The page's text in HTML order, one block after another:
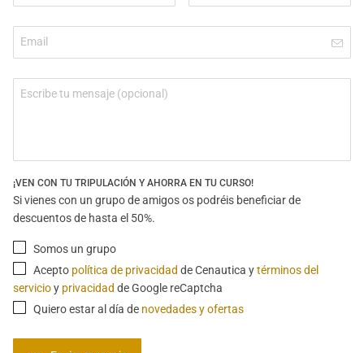
¡VEN CON TU TRIPULACIÓN Y AHORRA EN TU CURSO!
Si vienes con un grupo de amigos os podréis beneficiar de
descuentos de hasta el 50%.
Somos un grupo
Acepto política de privacidad de Cenautica ytérminos del
servicioy privacidad de Google reCaptcha
Quiero estar al día de novedades y ofertas